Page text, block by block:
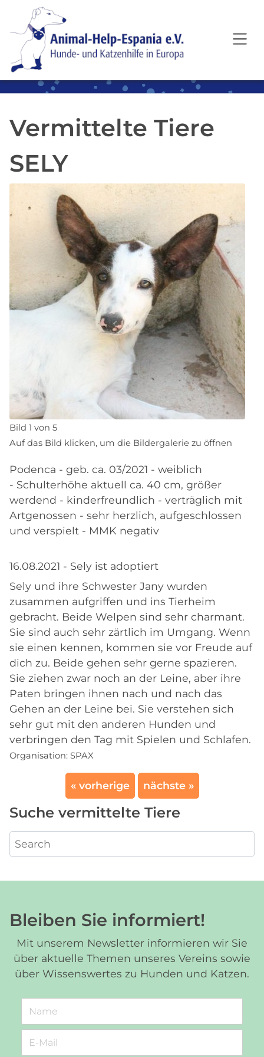
SKIP TO MAIN CONTENT
Vermittelte Tiere
SELY
Bild 1 von 5
Auf das Bild klicken, um die Bildergalerie zu öffnen
Podenca - geb. ca. 03/2021 - weiblich
- Schulterhöhe aktuell ca. 40 cm, größer
werdend - kinderfreundlich - verträglich mit
Artgenossen - sehr herzlich, aufgeschlossen
und verspielt - MMK negativ
16.08.2021 - Sely ist adoptiert
Sely und ihre Schwester Jany wurden
zusammen aufgriffen und ins Tierheim
gebracht. Beide Welpen sind sehr charmant.
Sie sind auch sehr zärtlich im Umgang. Wenn
sie einen kennen, kommen sie vor Freude auf
dich zu. Beide gehen sehr gerne spazieren.
Sie ziehen zwar noch an der Leine, aber ihre
Paten bringen ihnen nach und nach das
Gehen an der Leine bei. Sie verstehen sich
sehr gut mit den anderen Hunden und
verbringen den Tag mit Spielen und Schlafen.
Organisation: SPAX
« vorherige nächste »
Suche vermittelte Tiere
Bleiben Sie informiert!
Mit unserem Newsletter informieren wir Sie
über aktuelle Themen unseres Vereins sowie
über Wissenswertes zu Hunden und Katzen.